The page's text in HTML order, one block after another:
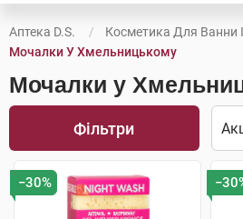
Аптека D.S. Косметика Для Ванни
Мочалки У Хмельницькому
Мочалки у
Фільтри
−30%